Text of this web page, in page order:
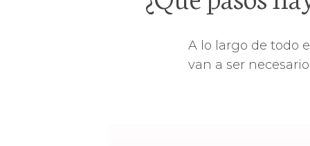
A lo largo de todo
van a ser